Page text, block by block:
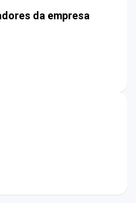
da empresa